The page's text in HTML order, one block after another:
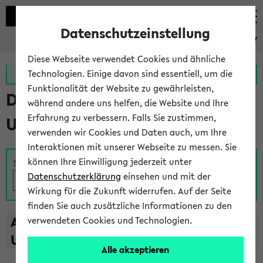
eKVV
Zur MeineUni App Zum MeineUni Portal
Das Lehrangebot der
Universität Bielefeld
Suche
A B C D E F G H I J K L M N O
U
V W X Y
Z
Datenschutzeinstellung
Diese Webseite verwendet Cookies und ähnliche
Technologien. Einige davon sind essentiell, um die
Funktionalität der Website zu gewährleisten,
während andere uns helfen, die Website und Ihre
Erfahrung zu verbessern. Falls Sie zustimmen,
verwenden wir Cookies und Daten auch, um Ihre
Interaktionen mit unserer Webseite zu messen. Sie
können Ihre Einwilligung jederzeit unter
Datenschutzerklärung einsehen und mit der
Wirkung für die Zukunft widerrufen. Auf der Seite
finden Sie auch zusätzliche Informationen zu den
verwendeten Cookies und Technologien.
Alle akzeptieren